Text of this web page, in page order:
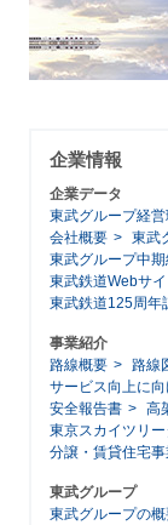
企業情報
企業データ
東武グループ経
会社概要
東武
東武グループ中
東武鉄道Webサ
東武鉄道125周年
事業紹介
路線概要
路線
サービス向上に向
安全報告書
高
東京スカイツリ
分譲・賃貸住宅
東武グループ
東武グループの